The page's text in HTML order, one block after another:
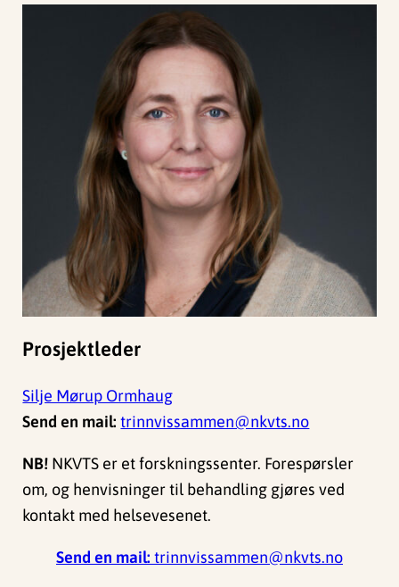
Prosjektleder
Silje Mørup Ormhaug
Send en mail: trinnvissammen@nkvts.no
NB! NKVTS er et forskningssenter. Forespørsler
om, og henvisninger til behandling gjøres ved
kontakt med helsevesenet.
Send en mail: trinnvissammen@nkvts.no